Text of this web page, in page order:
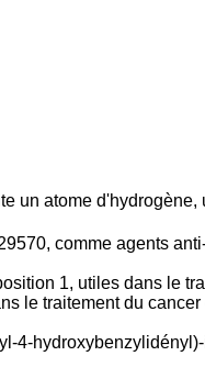
un atome d'hydrogène,
comme agents
1, utiles dans le
le traitement du
4-